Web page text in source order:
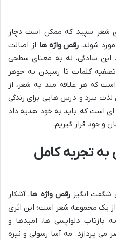
شعر سپید که ممکن است دچار
شوند، رقص واژه ها از اصالت
این سادگی، نه به معنای سطحی
کلمات تا رسیدن به جوهر
که هر علاقه مند به شعر، از
لذت ببرد و درس هایی برای زندگی
ای است که باید به خود هدیه داد
و خود قرار گیریم.
تجربه کامل
شگفت انگیزرقص واژه ها، آشکار
یک مجموعه شعر است؛ این اثری
دلواپسی ها، امیدها و
پردازد. مه آسا رسولی و نیره